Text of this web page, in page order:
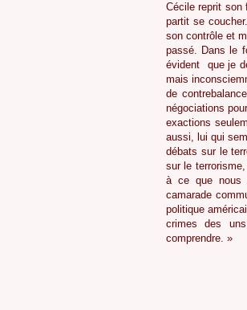
Cécile reprit son
partit se
son contrôle et
passé. Dans le
évident
que je
mais
de
négociations
exactions
aussi, lui qui
débats sur le
sur le
à ce que nous
camarade
politique
crimes des
comprendre. »